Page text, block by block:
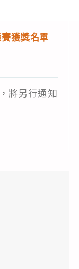
獲獎名單
將另行通知